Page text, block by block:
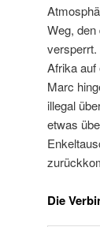
Weg,
versperrt.
Afrika auf
Marc
illegal
etwas
Die